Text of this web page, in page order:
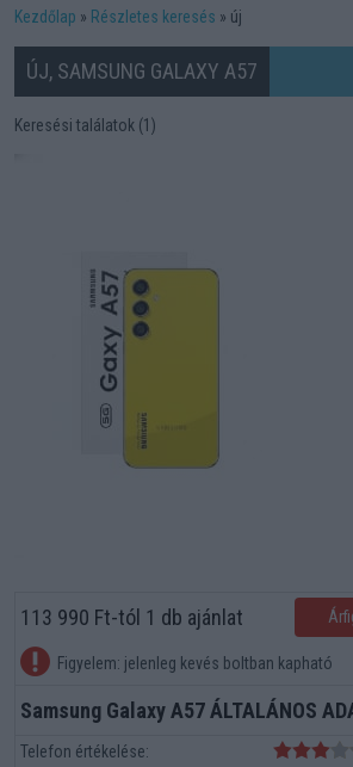
Kezdőlap Részletes keresés új
ÚJ, SAMSUNG GALAXY A57
Keresési találatok (1)
113 990 Ft-tól 1 db ajánlat
Figyelem: jelenleg kevés boltban kapható
Samsung Galaxy A57 ÁLTALÁNOS
Telefon értékelése: